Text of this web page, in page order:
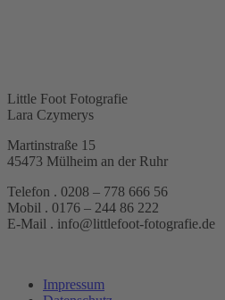
Little Foot Fotografie
Lara Czymerys
Martinstraße 15
45473 Mülheim an der Ruhr
Telefon . 0208 – 778 666 56
Mobil . 0176 – 244 86 222
E-Mail . info@littlefoot-fotografie.de
Impressum